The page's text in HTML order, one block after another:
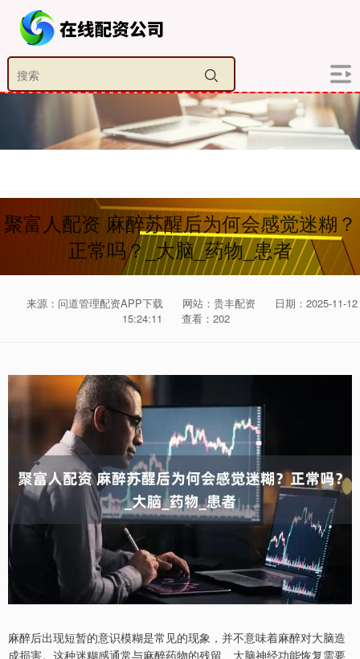
聚富人配资 麻醉苏醒后为何会感觉迷糊？
正常吗？_大脑_药物_患者
来源：问道管理配资APP下载 网站：贵丰配资
日期：2025-11-12
15:24:11
查看：202
麻醉后出现短暂的意识模糊是常见的现象，并不意味着麻醉对大脑造
成损害。这种迷糊感通常与麻醉药物的残留、大脑神经功能恢复需要